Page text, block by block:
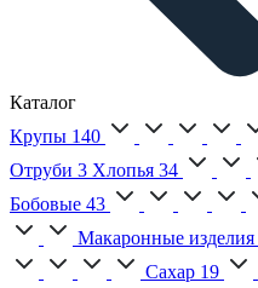
Каталог
Крупы 140
Отруби 3 Хлопья 34
Бобовые 43
Макаронные изделия
Сахар 19